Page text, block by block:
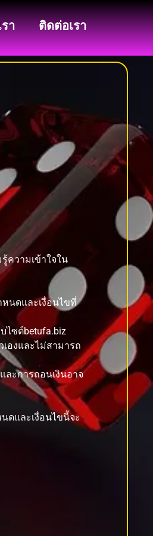
า ติดต่อเรา
ความเข้าใจใน
นดและเงื่อนไขที่
ไซต์betufa.biz
องและไม่สามารถ
ละการถอนเงินอาจ
ดและเงื่อนไขนี้จะ